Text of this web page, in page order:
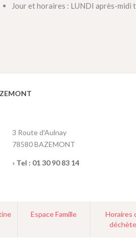
Jour et horaires : LUNDI après-midi
3 Route d'Aulnay
78580 BAZEMONT
› Tel : 01 30 90 83 14
Espace Famille
Horaires